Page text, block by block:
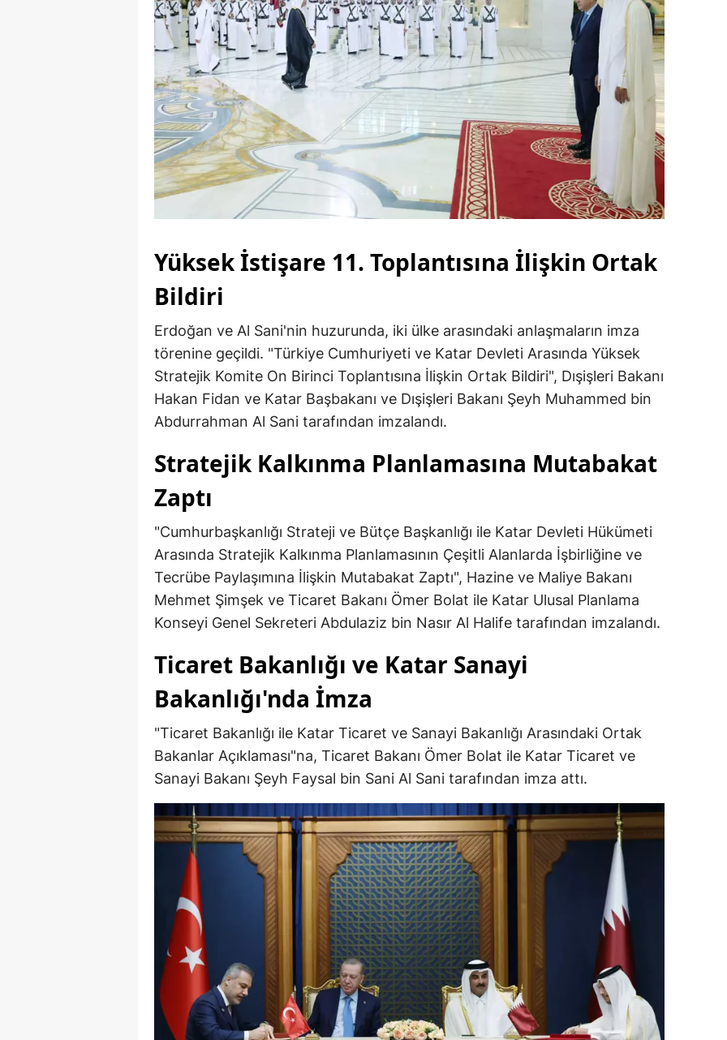
Yüksek İstişare 11. Toplantısına İlişkin Ortak
Bildiri
Erdoğan ve Al Sani'nin huzurunda, iki ülke arasındaki anlaşmaların imza
törenine geçildi. "Türkiye Cumhuriyeti ve Katar Devleti Arasında Yüksek
Stratejik Komite On Birinci Toplantısına İlişkin Ortak Bildiri", Dışişleri Bakanı
Hakan Fidan ve Katar Başbakanı ve Dışişleri Bakanı Şeyh Muhammed bin
Abdurrahman Al Sani tarafından imzalandı.
Stratejik Kalkınma Planlamasına Mutabakat
Zaptı
"Cumhurbaşkanlığı Strateji ve Bütçe Başkanlığı ile Katar Devleti Hükümeti
Arasında Stratejik Kalkınma Planlamasının Çeşitli Alanlarda İşbirliğine ve
Tecrübe Paylaşımına İlişkin Mutabakat Zaptı", Hazine ve Maliye Bakanı
Mehmet Şimşek ve Ticaret Bakanı Ömer Bolat ile Katar Ulusal Planlama
Konseyi Genel Sekreteri Abdulaziz bin Nasır Al Halife tarafından imzalandı.
Ticaret Bakanlığı ve Katar Sanayi
Bakanlığı'nda İmza
"Ticaret Bakanlığı ile Katar Ticaret ve Sanayi Bakanlığı Arasındaki Ortak
Bakanlar Açıklaması"na, Ticaret Bakanı Ömer Bolat ile Katar Ticaret ve
Sanayi Bakanı Şeyh Faysal bin Sani Al Sani tarafından imza attı.